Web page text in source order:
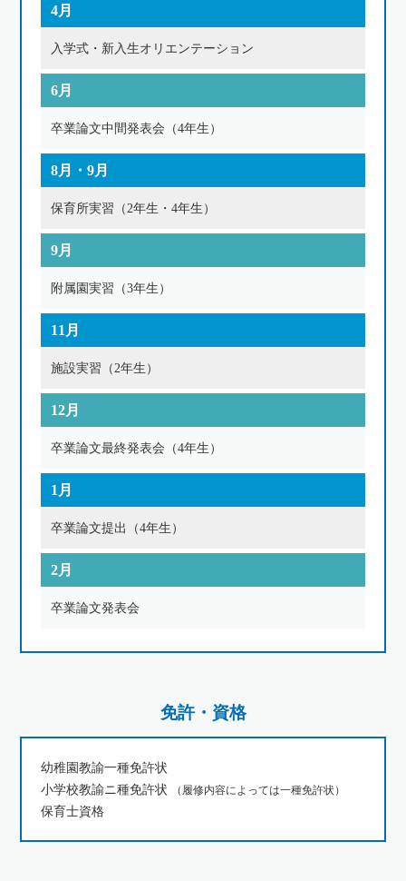
4月
入学式・新入生オリエンテーション
6月
卒業論文中間発表会（4年生）
8月・9月
保育所実習（2年生・4年生）
9月
附属園実習（3年生）
11月
施設実習（2年生）
12月
卒業論文最終発表会（4年生）
1月
卒業論文提出（4年生）
2月
卒業論文発表会
免許・資格
幼稚園教諭一種免許状
小学校教諭ニ種免許状
（履修内容によっては一種免許状）
保育士資格